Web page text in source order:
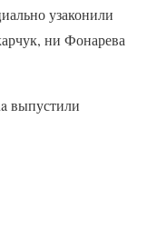
узаконили
ни Фонарева
выпустили